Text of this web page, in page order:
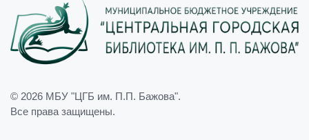
© 2026 МБУ "ЦГБ им. П.П. Бажова".
Все права защищены.